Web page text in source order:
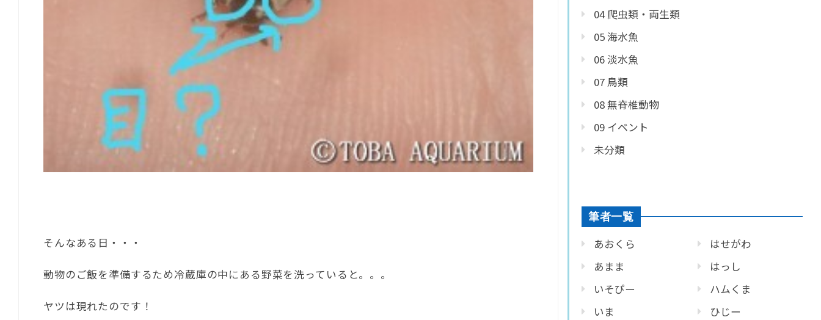
そんなある日・・・
動物のご飯を準備するため冷蔵庫の中にある野菜を洗っていると。。。
ヤツは現れたのです！
04 爬虫類・両生類
05 海水魚
06 淡水魚
07 鳥類
08 無脊椎動物
09 イベント
未分類
筆者一覧
あおくら
あまま
いそぴー
いま
はせがわ
はっし
ハムくま
ひじー